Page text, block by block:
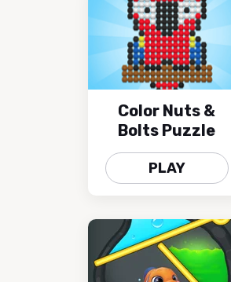
Color Nuts &
Bolts Puzzle
PLAY